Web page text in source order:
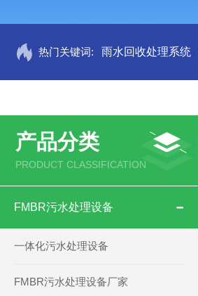
热门关键词: 雨水回收处理系统
产品分类
PRODUCT CLASSIFICATION
FMBR污水处理设备
一体化污水处理设备
FMBR污水处理设备厂家